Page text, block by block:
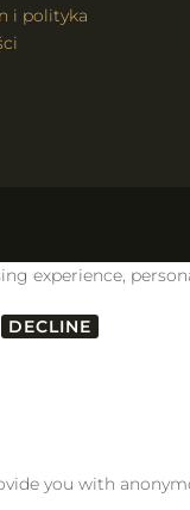
i polityka
experience,
DECLINE
you with